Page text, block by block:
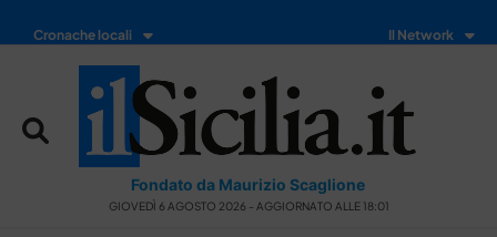
Cronache locali Il Network
Fondato da Maurizio Scaglione
GIOVEDÌ 6 AGOSTO 2026 - AGGIORNATO ALLE 18:01